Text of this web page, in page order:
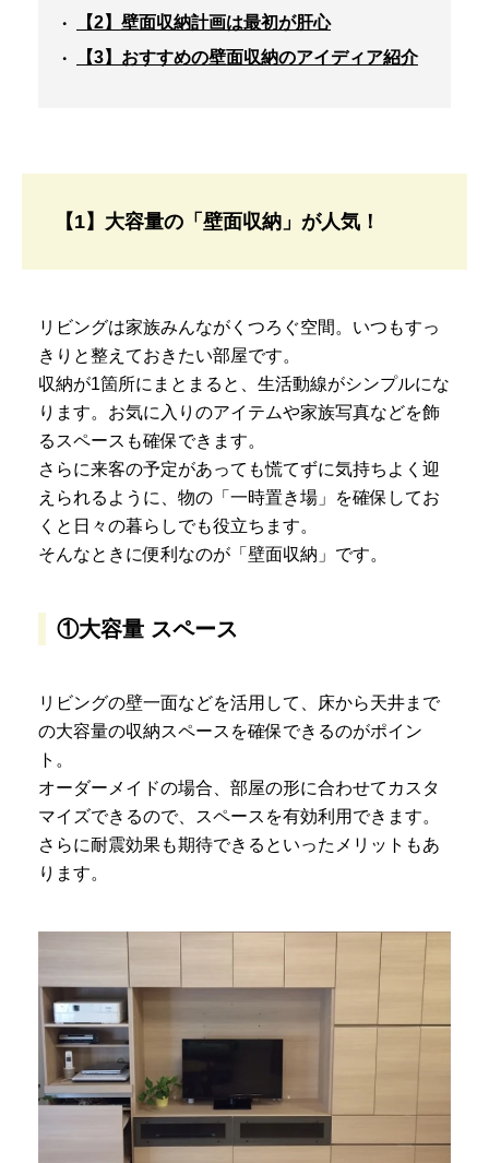
【2】壁面収納計画は最初が肝心
【3】おすすめの壁面収納のアイディア紹介
【1】大容量の「壁面収納」が人気！
リビングは家族みんながくつろぐ空間。いつもすっ
きりと整えておきたい部屋です。
収納が1箇所にまとまると、生活動線がシンプルにな
ります。お気に入りのアイテムや家族写真などを飾
るスペースも確保できます。
さらに来客の予定があっても慌てずに気持ちよく迎
えられるように、物の「一時置き場」を確保してお
くと日々の暮らしでも役立ちます。
そんなときに便利なのが「壁面収納」です。
①大容量 スペース
リビングの壁一面などを活用して、床から天井まで
の大容量の収納スペースを確保できるのがポイン
ト。
オーダーメイドの場合、部屋の形に合わせてカスタ
マイズできるので、スペースを有効利用できます。
さらに耐震効果も期待できるといったメリットもあ
ります。